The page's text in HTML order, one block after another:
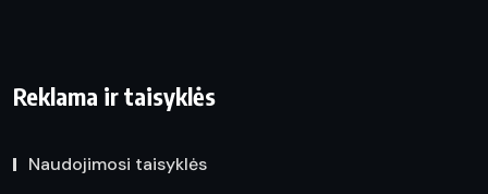
Reklama ir taisyklės
Naudojimosi taisyklės